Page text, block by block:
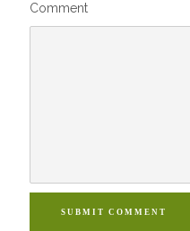
Comment
SUBMIT COMMENT